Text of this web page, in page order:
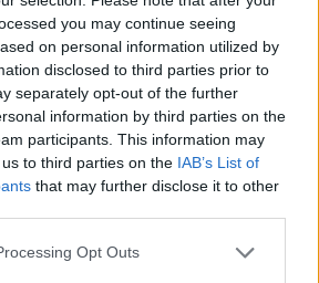
you may continue seeing
on personal information utilized by
disclosed to third parties prior to
separately opt-out of the further
information by third parties on the
participants. This information may
to third parties on the IAB’s List of
that may further disclose it to other
website/app uses one or more Google
Opt Outs
Nova priložnost za gostje se je
7. kot za gostje), varatarka
domačih, iz igre je odšla Tina Syla,
Sledile so minute
mrežo pred domačim